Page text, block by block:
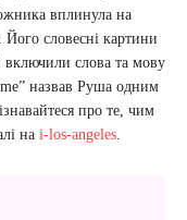
вплинула на
словесні картини
слова та мову
назвав Руша одним
про те, чим
на i-los-angeles